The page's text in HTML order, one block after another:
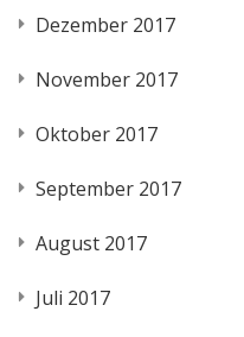
Dezember 2017
November 2017
Oktober 2017
September 2017
August 2017
Juli 2017